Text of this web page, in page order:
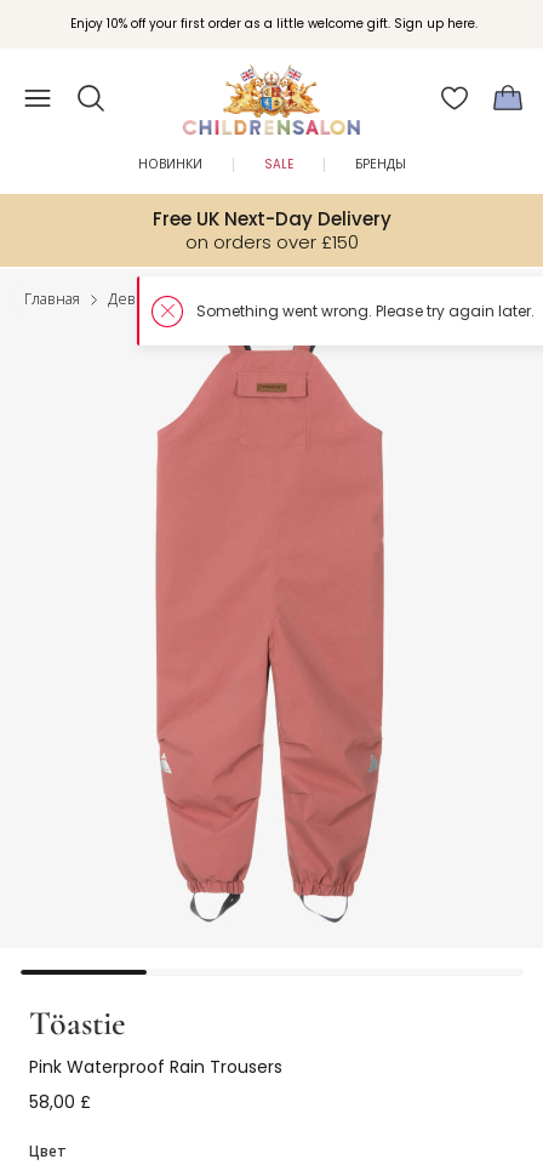
Enjoy 10% off your first order as a little welcome gift. Sign up here.
Free UK Next-Day Delivery
on orders over £150
НОВИНКИ SALE БРЕНДЫ
Главная Девочки
Töastie
Pink Waterproof Rain Trousers
58,00 £
Цвет